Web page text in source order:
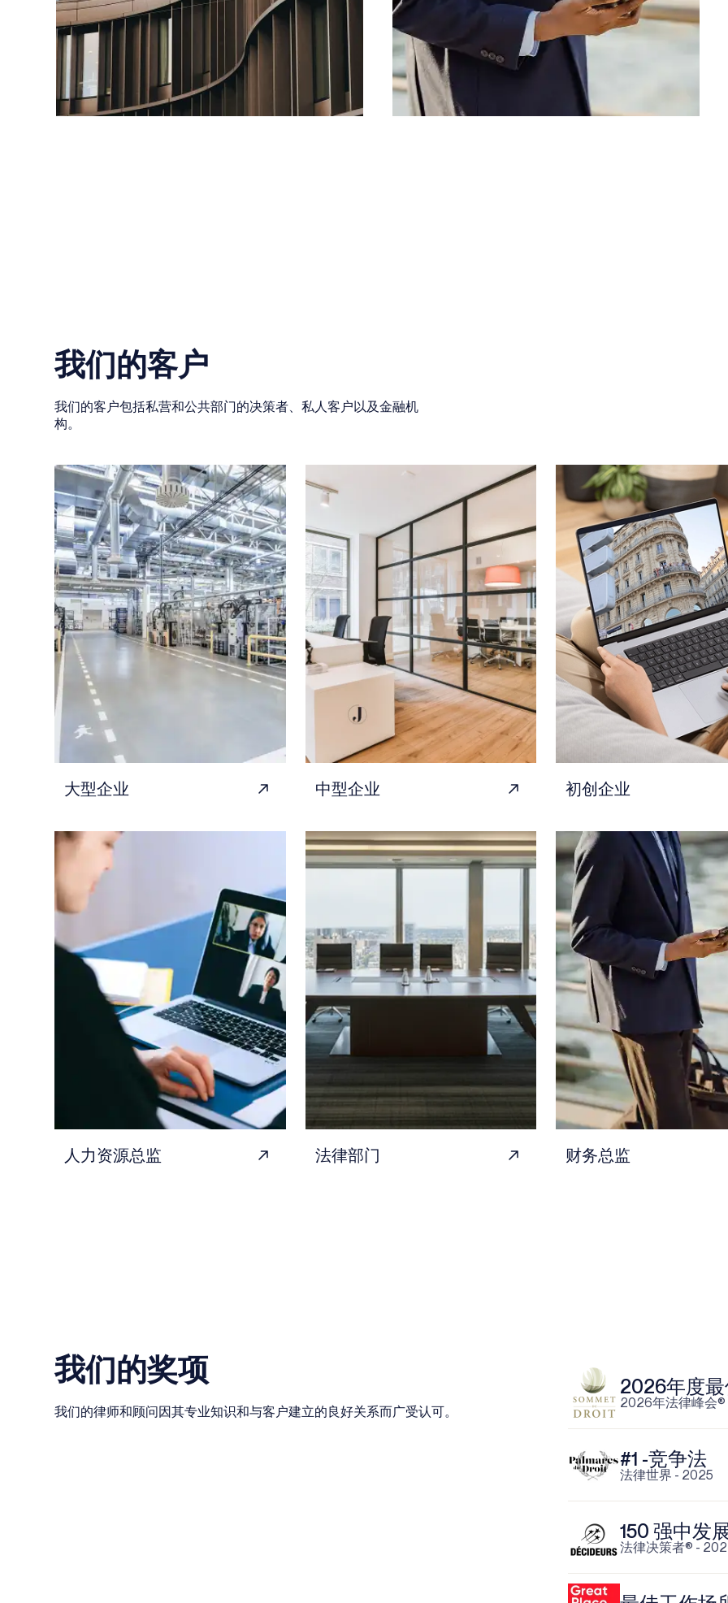
我们的客户
我们的客户包括私营和公共部门的决策者、私人客户以及金融机
构。
大型企业 中型企业 初创企业
人力资源总监 法律部门 财务总监
我们的奖项
我们的律师和顾问因其专业知识和与客户建立的良好关系而广受认可。
2026年度
2026年法律峰会
#1 -竞争法
法律世界 - 2025
150 强中发
法律决策者® -